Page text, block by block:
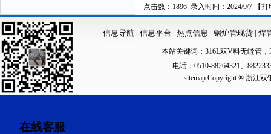
点击数：1896 录入时间：2024/9/7 【打
信息导航| 信息平台 | 热点信息 | 锅炉管现货 | 焊
本站关键词： 316L双V料无缝管 ，
电话：0510-88264321、
sitemapCopyright ® 浙江双
在线客服